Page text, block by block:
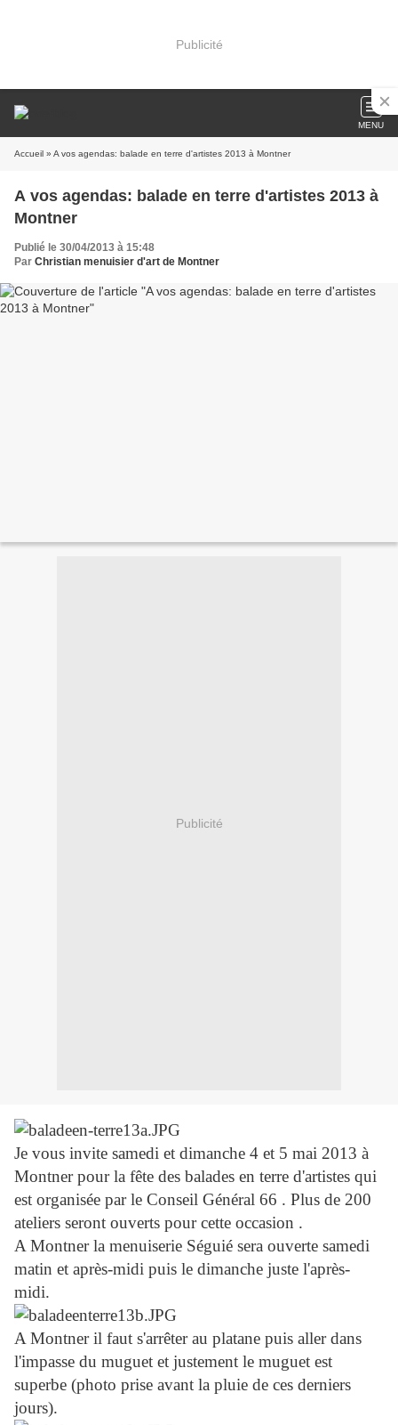
Publicité
MENU
Accueil » A vos agendas: balade en terre d'artistes 2013 à Montner
A vos agendas: balade en terre d'artistes 2013 à
Montner
Publié le 30/04/2013 à 15:48
Par Christian menuisier d'art de Montner
Publicité
Je vous invite samedi et dimanche 4 et 5 mai 2013 à
Montner pour la fête des balades en terre d'artistes qui
est organisée par le Conseil Général 66 . Plus de 200
ateliers seront ouverts pour cette occasion .
A Montner la menuiserie Séguié sera ouverte samedi
matin et après-midi puis le dimanche juste l'après-
midi.
A Montner il faut s'arrêter au platane puis aller dans
l'impasse du muguet et justement le muguet est
superbe (photo prise avant la pluie de ces derniers
jours).